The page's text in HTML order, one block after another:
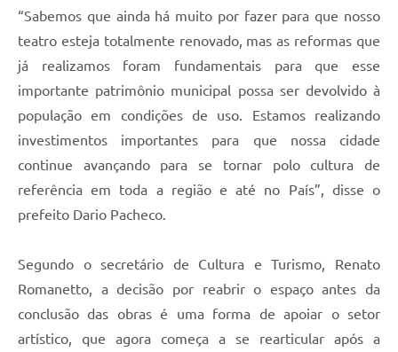
“Sabemos que ainda há muito por fazer para que nosso
teatro esteja totalmente renovado, mas as reformas que
já realizamos foram fundamentais para que esse
importante patrimônio municipal possa ser devolvido à
população em condições de uso. Estamos realizando
investimentos importantes para que nossa cidade
continue avançando para se tornar polo cultura de
referência em toda a região e até no País”, disse o
prefeito Dario Pacheco.
Segundo o secretário de Cultura e Turismo, Renato
Romanetto, a decisão por reabrir o espaço antes da
conclusão das obras é uma forma de apoiar o setor
artístico, que agora começa a se rearticular após a